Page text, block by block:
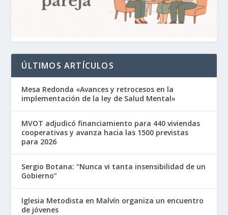
ÚLTIMOS ARTÍCULOS
Mesa Redonda «Avances y retrocesos en la
implementación de la ley de Salud Mental»
MVOT adjudicó financiamiento para 440 viviendas
cooperativas y avanza hacia las 1500 previstas
para 2026
Sergio Botana: “Nunca vi tanta insensibilidad de un
Gobierno”
Iglesia Metodista en Malvín organiza un encuentro
de jóvenes